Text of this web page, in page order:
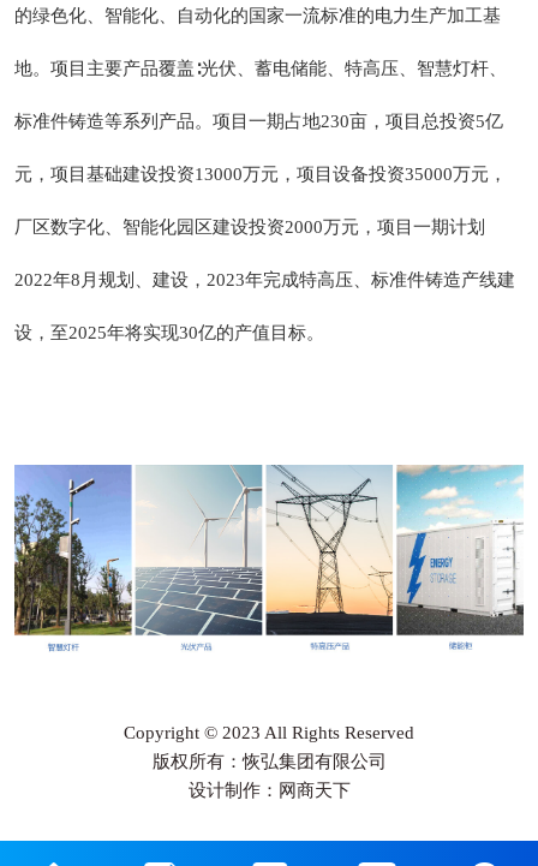
的绿色化、智能化、自动化的国家一流标准的电力生产加工基
地。项目主要产品覆盖∶光伏、蓄电储能、特高压、智慧灯杆、
标准件铸造等系列产品。项目一期占地230亩，项目总投资5亿
元，项目基础建设投资13000万元，项目设备投资35000万元，
厂区数字化、智能化园区建设投资2000万元，项目一期计划
2022年8月规划、建设，2023年完成特高压、标准件铸造产线建
设，至2025年将实现30亿的产值目标。
Copyright © 2023 All Rights Reserved
版权所有：恢弘集团有限公司
设计制作：网商天下